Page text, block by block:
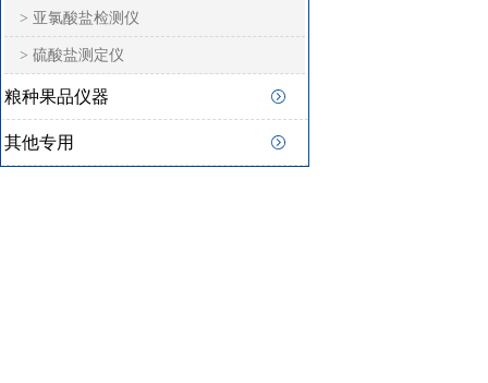
> 亚氯酸盐检测仪
> 硫酸盐测定仪
粮种果品仪器
其他专用